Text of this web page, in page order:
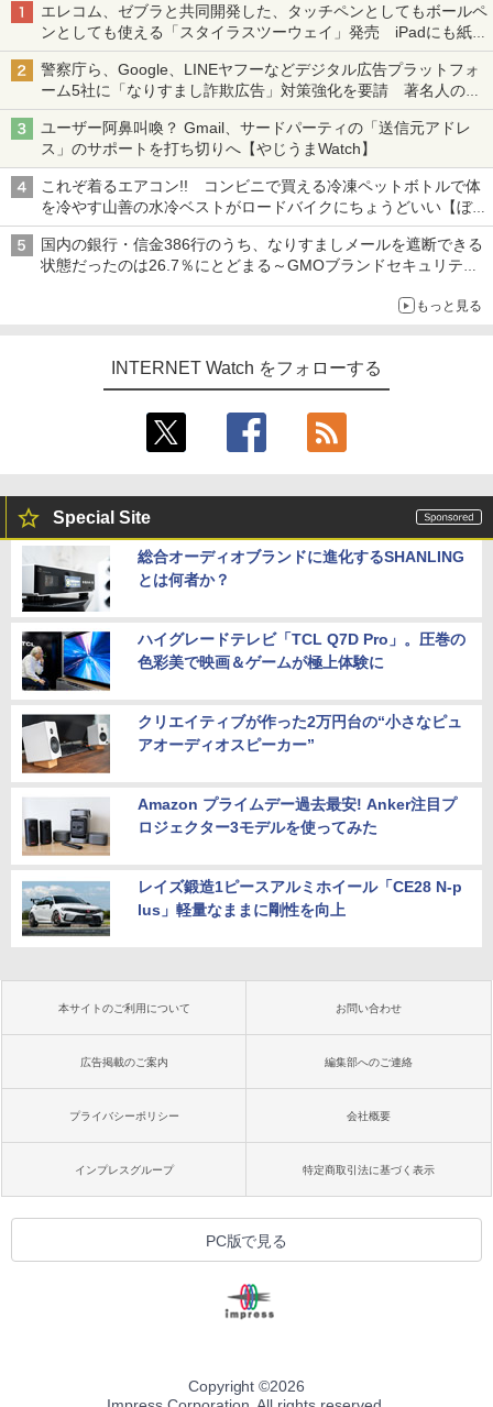
エレコム、ゼブラと共同開発した、タッチペンとしてもボールペ
ンとしても使える「スタイラスツーウェイ」発売 iPadにも紙に
も、持ち替えずに書き込める
警察庁ら、Google、LINEヤフーなどデジタル広告プラットフォ
ーム5社に「なりすまし詐欺広告」対策強化を要請 著名人の写
真や映像を使った投資詐欺などへの対策として
ユーザー阿鼻叫喚？ Gmail、サードパーティの「送信元アドレ
ス」のサポートを打ち切りへ【やじうまWatch】
これぞ着るエアコン!! コンビニで買える冷凍ペットボトルで体
を冷やす山善の水冷ベストがロードバイクにちょうどいい【ぼっ
ち・ざ・ろーど！その14】【空いた時間でなにしてる？】
国内の銀行・信金386行のうち、なりすましメールを遮断できる
状態だったのは26.7％にとどまる～GMOブランドセキュリティ
もっと見る
INTERNET Watch をフォローする
Special Site
総合オーディオブランドに進化するSHANLING
とは何者か？
ハイグレードテレビ「TCL Q7D Pro」。圧巻の
色彩美で映画＆ゲームが極上体験に
クリエイティブが作った2万円台の“小さなピュ
アオーディオスピーカー”
Amazon プライムデー過去最安! Anker注目プ
ロジェクター3モデルを使ってみた
レイズ鍛造1ピースアルミホイール「CE28 N-p
lus」軽量なままに剛性を向上
本サイトのご利用について お問い合わせ
広告掲載のご案内 編集部へのご連絡
プライバシーポリシー 会社概要
インプレスグループ 特定商取引法に基づく表示
PC版で見る
Copyright ©2026